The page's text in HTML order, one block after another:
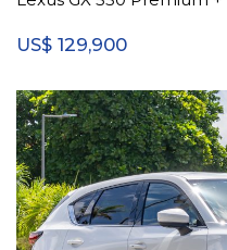
US$ 129,900